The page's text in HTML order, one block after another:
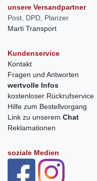
unsere Versandpartner
Post, DPD, Planzer
Marti Transport
Kundenservice
Kontakt
Fragen und Antworten
wertvolle Infos
kostenloser Rückrufservice
Hilfe zum Bestellvorgang
Link zu unserem Chat
Reklamationen
soziale Medien